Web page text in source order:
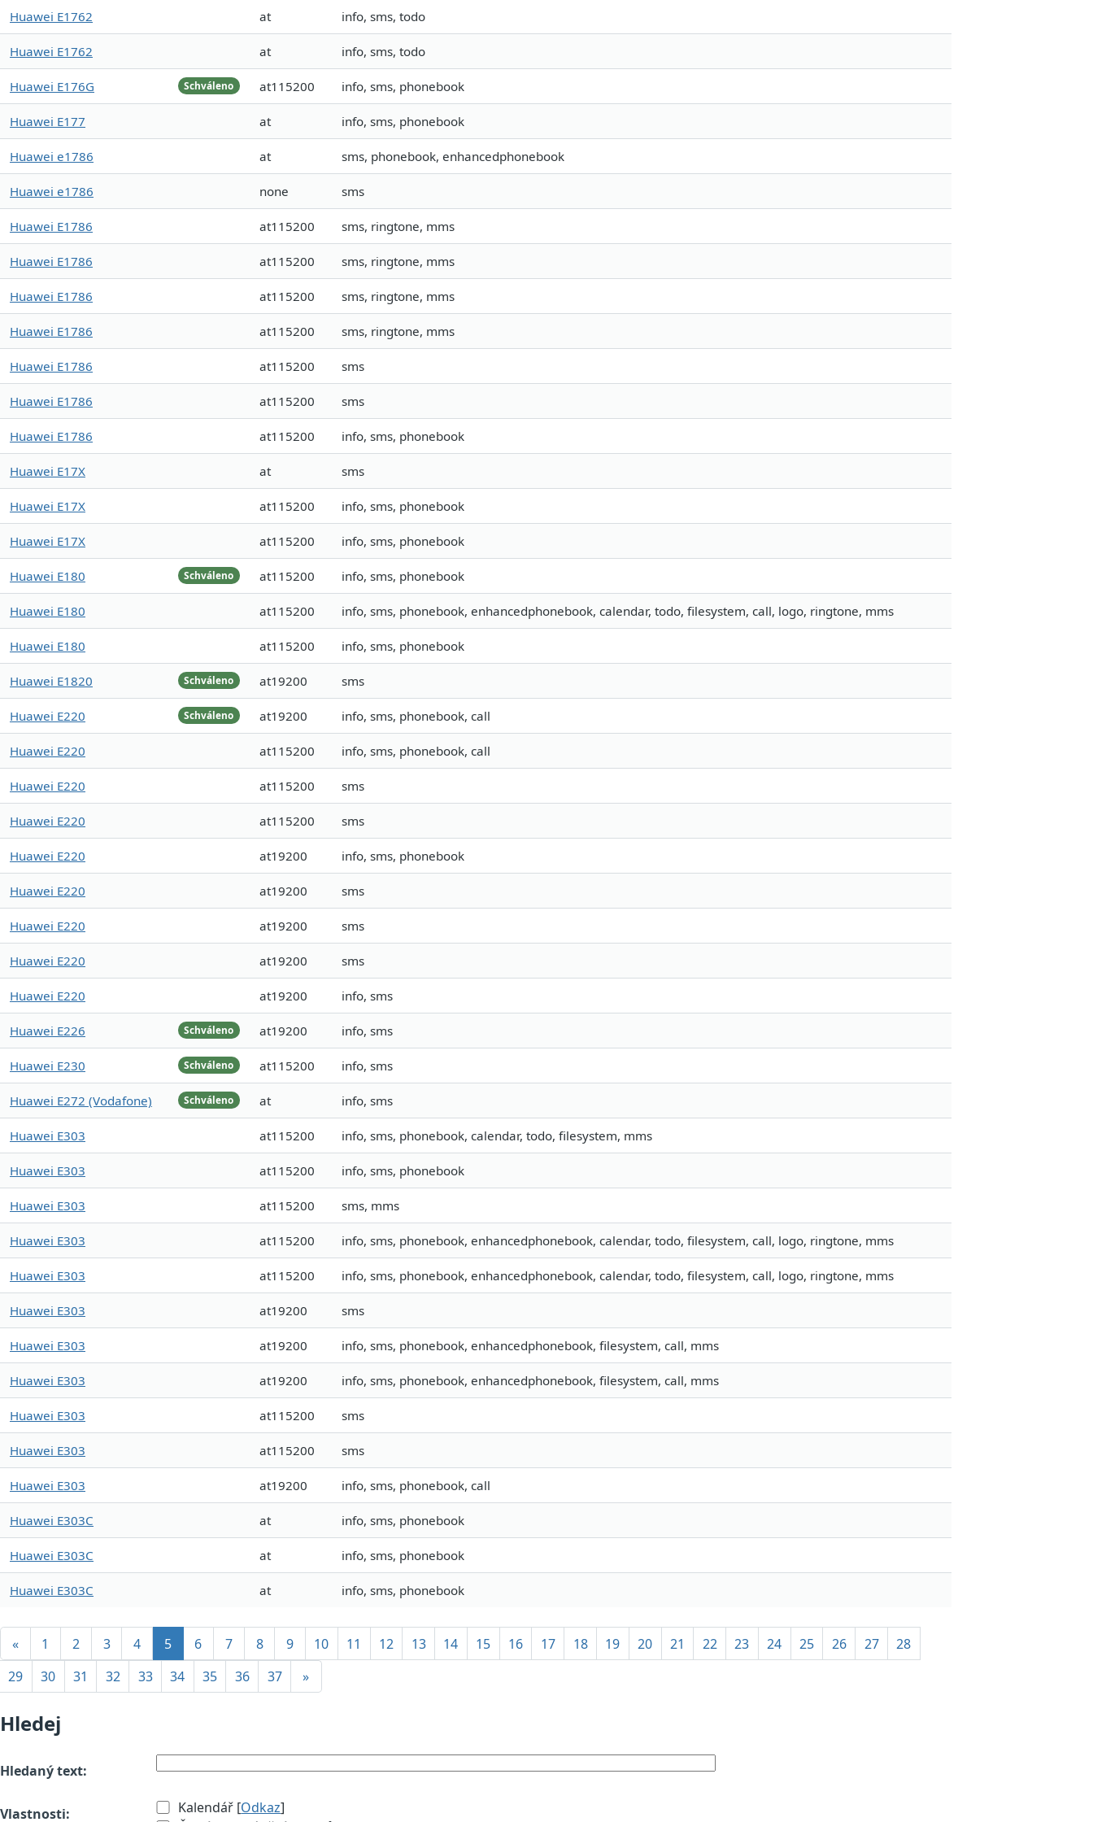
Huawei E1762 at info, sms, todo
Huawei E1762 at info, sms, todo
Schváleno
Huawei E176G at115200 info, sms, phonebook
Huawei E177 at info, sms, phonebook
Huawei e1786 at sms, phonebook, enhancedphonebook
Huawei e1786 none sms
Huawei E1786 at115200 sms, ringtone, mms
Huawei E1786 at115200 sms, ringtone, mms
Huawei E1786 at115200 sms, ringtone, mms
Huawei E1786 at115200 sms, ringtone, mms
Huawei E1786 at115200 sms
Huawei E1786 at115200 sms
Huawei E1786 at115200 info, sms, phonebook
Huawei E17X at sms
Huawei E17X at115200 info, sms, phonebook
Huawei E17X at115200 info, sms, phonebook
Schváleno
Huawei E180 at115200 info, sms, phonebook
Huawei E180 at115200 info, sms, phonebook, enhancedphonebook, calendar, todo, filesystem, call, logo, ringtone, mms
Huawei E180 at115200 info, sms, phonebook
Schváleno
Huawei E1820 at19200 sms
Schváleno
Huawei E220 at19200 info, sms, phonebook, call
Huawei E220 at115200 info, sms, phonebook, call
Huawei E220 at115200 sms
Huawei E220 at115200 sms
Huawei E220 at19200 info, sms, phonebook
Huawei E220 at19200 sms
Huawei E220 at19200 sms
Huawei E220 at19200 sms
Huawei E220 at19200 info, sms
Schváleno
Huawei E226 at19200 info, sms
Schváleno
Huawei E230 at115200 info, sms
Schváleno
Huawei E272 (Vodafone) at info, sms
Huawei E303 at115200 info, sms, phonebook, calendar, todo, filesystem, mms
Huawei E303 at115200 info, sms, phonebook
Huawei E303 at115200 sms, mms
Huawei E303 at115200 info, sms, phonebook, enhancedphonebook, calendar, todo, filesystem, call, logo, ringtone, mms
Huawei E303 at115200 info, sms, phonebook, enhancedphonebook, calendar, todo, filesystem, call, logo, ringtone, mms
Huawei E303 at19200 sms
Huawei E303 at19200 info, sms, phonebook, enhancedphonebook, filesystem, call, mms
Huawei E303 at19200 info, sms, phonebook, enhancedphonebook, filesystem, call, mms
Huawei E303 at115200 sms
Huawei E303 at115200 sms
Huawei E303 at19200 info, sms, phonebook, call
Huawei E303C at info, sms, phonebook
Huawei E303C at info, sms, phonebook
Huawei E303C at info, sms, phonebook
« 1 2 3 4 5 6 7 8 9 10 11 12 13 14 15 16 17 18 19 20 21 22 23 24 25 26 27
28
29
30 31 32 33 34 35 36 37 »
Hledej
Hledaný text:
Vlastnosti: Kalendář [Odkaz]